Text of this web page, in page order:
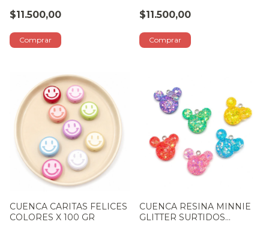
$11.500,00 $11.500,00
CUENCA CARITAS FELICES
COLORES X 100 GR
CUENCA RESINA MINNIE
GLITTER SURTIDOS